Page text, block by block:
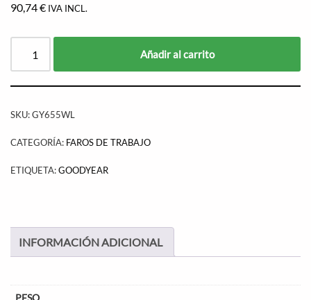
90,74€ IVA INCL.
Añadir al carrito
SKU:GY655WL
CATEGORÍA: FAROS DE TRABAJO
ETIQUETA:GOODYEAR
INFORMACIÓN ADICIONAL